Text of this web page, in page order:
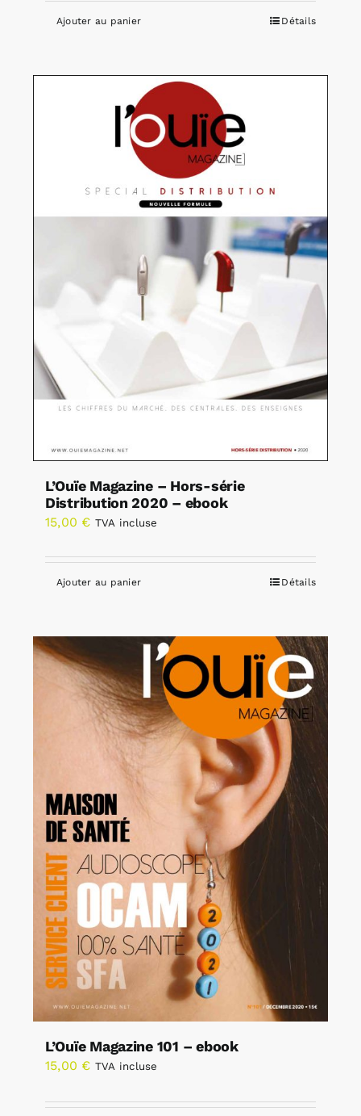
Ajouter au panier Détails
L’Ouïe Magazine – Hors-série
Distribution 2020 – ebook
15,00 € TVA incluse
Ajouter au panier Détails
L’Ouïe Magazine 101 – ebook
15,00 € TVA incluse